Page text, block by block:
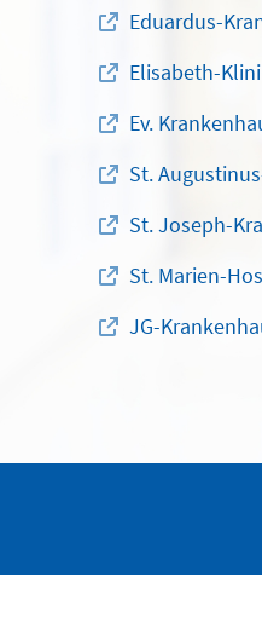
Eduardus-
Elisabeth-
Ev.
St.
St. Joseph-
St. Marien-
JG-